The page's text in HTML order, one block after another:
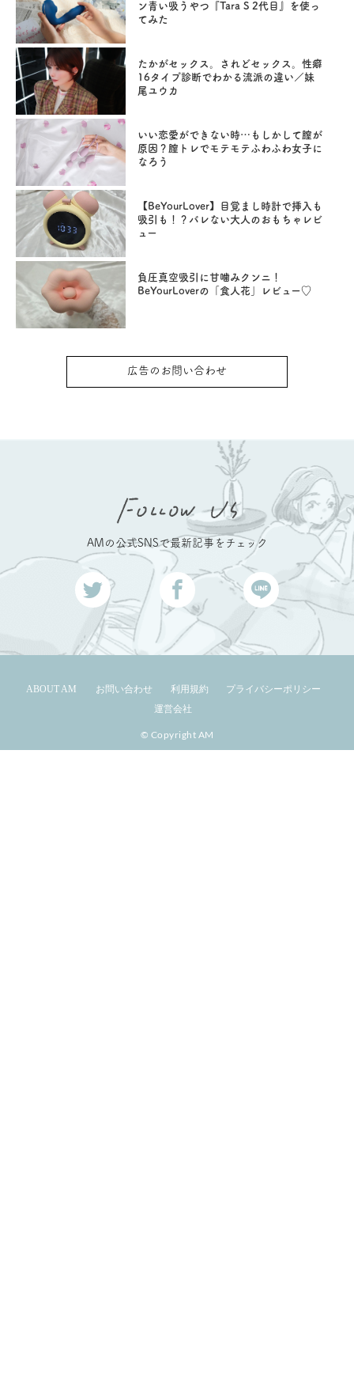
ン青い吸うやつ『Tara S 2代目』を使っ
てみた
たかがセックス。されどセックス。性癖
16タイプ診断でわかる流派の違い／妹
尾ユウカ
いい恋愛ができない時…もしかして膣が
原因？膣トレでモテモテふわふわ女子に
なろう
【BeYourLover】目覚まし時計で挿入も
吸引も！？バレない大人のおもちゃレビ
ュー
負圧真空吸引に甘噛みクンニ！
BeYourLoverの「食人花」レビュー♡
広告のお問い合わせ
AMの公式SNSで最新記事をチェック
ABOUT AM お問い合わせ 利用規約
プライバシーポリシー
運営会社
© Copyright AM